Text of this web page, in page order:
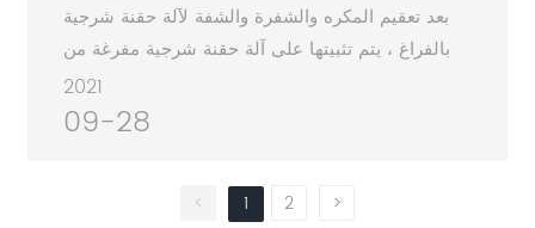
بعد تعقيم المكره والشفرة والشفة لآلة حقنة شرجية
بالفراغ ، يتم تثبيتها على آلة حقنة شرجية مفرغة من
الهواء وفقًا لتسلسل التثبيت. قم بإصلاح دولاب الدفع
أولاً ، ثم قم بتثبيت الشفرة بحيث يكون الفتح متجهًا
2021
09-28
< 1 2 >